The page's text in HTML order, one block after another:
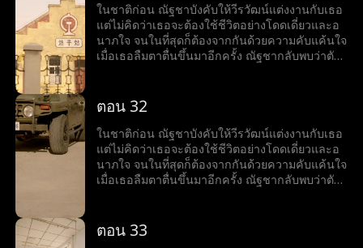
มหาวิทยาลัยไว้ และเริ่มต้นชีวิตใหม่อีกครั้ง
ในชาติก่อน ณัฐชาบังคับให้วีรวัฒน์แต่งงานกับเธอ
แต่ไม่คิดว่าเธอจะต้องใช้ชีวิตอย่างโดดเดี่ยวและอ
นาภใจ จนในที่สุดก็ต้องจากกันด้วยความคับแค้นใจ
เมื่อเธอลืมตาตื่นขึ้นมาอีกครั้ง ณัฐชากลับพบว่าตัว
แต่งงานกับวีรวัฒน์ แต่ในครั้งนี้ ณัฐชาตัดสินใจใหม่
มหาวิทยาลัยไว้ และเริ่มต้นชีวิตใหม่อีกครั้ง
ตอน 32
ในชาติก่อน ณัฐชาบังคับให้วีรวัฒน์แต่งงานกับเธอ
แต่ไม่คิดว่าเธอจะต้องใช้ชีวิตอย่างโดดเดี่ยวและอ
นาภใจ จนในที่สุดก็ต้องจากกันด้วยความคับแค้นใจ
เมื่อเธอลืมตาตื่นขึ้นมาอีกครั้ง ณัฐชากลับพบว่าตัว
แต่งงานกับวีรวัฒน์ แต่ในครั้งนี้ ณัฐชาตัดสินใจใหม่
ตอน 33